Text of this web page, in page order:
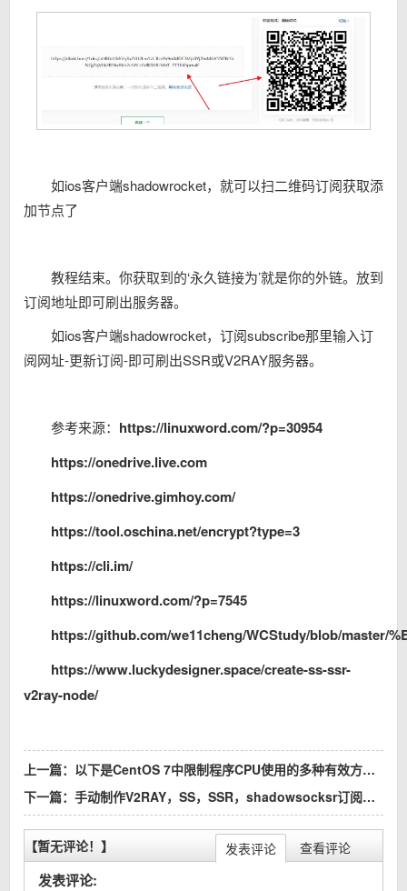
如ios客户端shadowrocket，就可以扫二维码订阅获取添
加节点了
教程结束。你获取到的‘永久链接为’就是你的外链。放到
订阅地址即可刷出服务器。
如ios客户端shadowrocket，订阅subscribe那里输入订
阅网址-更新订阅-即可刷出SSR或V2RAY服务器。
参考来源： https://linuxword.com/?p=30954
https://onedrive.live.com
https://onedrive.gimhoy.com/
https://tool.oschina.net/encrypt?type=3
https://cli.im/
https://linuxword.com/?p=7545
https://github.com/we11cheng/WCStudy/blob/master/
https://www.luckydesigner.space/create-ss-ssr-
v2ray-node/
上一篇： 以下是CentOS 7中限制程序CPU使用的多种有效方法，综合系统工具和内核级控制方案，centos7限制程序使用CPU占用率 不用cpulimit，limiter工具 写一个自动检测程序自动限制C
下一篇： 手动制作V2RAY，SS，SSR，shadowsocksr订阅教程，订阅地址制作，制作自己ss/ssr订阅地址，快速制作订阅地址（自己动手创建订阅地址教程），制作自己ss/ssr订阅地址（第二种）
发表评论 查看评论
【暂无评论！】
发表评论: